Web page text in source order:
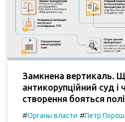
Замкнена вертикаль.
антикорупційний суд і
створення бояться
#Органы власти #Петр